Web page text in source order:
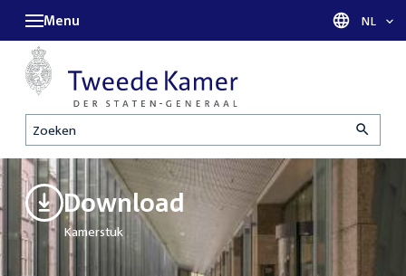
Zoeken
Menu Taal
NL
Download
Kamerstuk